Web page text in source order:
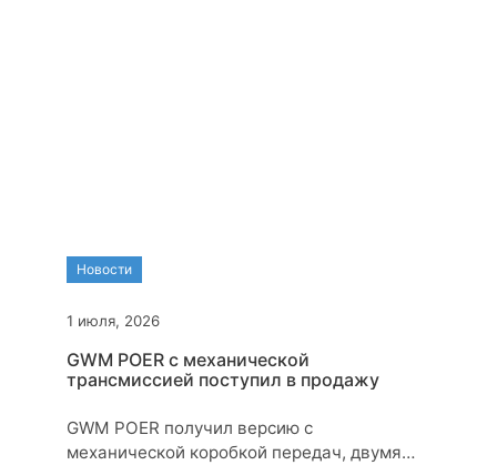
Новости
1 июля, 2026
GWM POER с механической
трансмиссией поступил в продажу
GWM POER получил версию с
механической коробкой передач, двумя